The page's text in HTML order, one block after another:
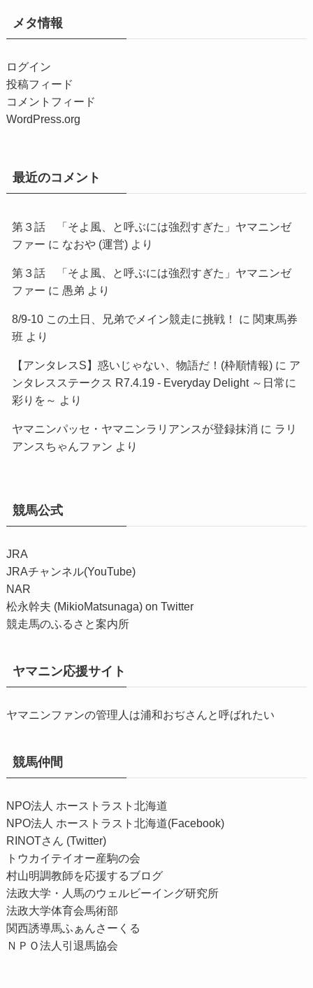
メタ情報
ログイン
投稿フィード
コメントフィード
WordPress.org
最近のコメント
第３話 「そよ風、と呼ぶには強烈すぎた」ヤマニンゼ
ファー に なおや (運営)より
第３話 「そよ風、と呼ぶには強烈すぎた」ヤマニンゼ
ファー に 愚弟 より
8/9-10 この土日、兄弟でメイン競走に挑戦！ に 関東馬券
班 より
【アンタレスS】惑いじゃない、物語だ！(枠順情報)に ア
ンタレスステークス R7.4.19 - Everyday Delight ～日常に
彩りを～ より
ヤマニンパッセ・ヤマニンラリアンスが登録抹消 に ラリ
アンスちゃんファン より
競馬公式
JRA
JRAチャンネル(YouTube)
NAR
松永幹夫 (MikioMatsunaga) on Twitter
競走馬のふるさと案内所
ヤマニン応援サイト
ヤマニンファンの管理人は浦和おぢさんと呼ばれたい
競馬仲間
NPO法人 ホーストラスト北海道
NPO法人 ホーストラスト北海道(Facebook)
RINOTさん (Twitter)
トウカイテイオー産駒の会
村山明調教師を応援するブログ
法政大学・人馬のウェルビーイング研究所
法政大学体育会馬術部
関西誘導馬ふぁんさーくる
ＮＰＯ法人引退馬協会